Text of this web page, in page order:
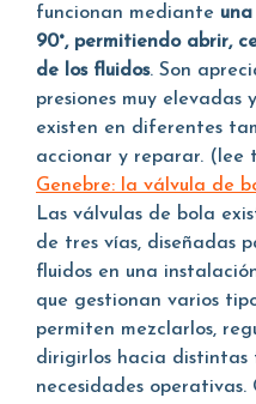
funcionan mediante
90°, permitiendo abrir,
de los fluidos. Son
presiones muy elevadas
existen en diferentes
accionar y reparar. (lee
Genebre: la válvula de
Las válvulas de bola
de tres vías, diseñadas
fluidos en una
que gestionan varios
permiten mezclarlos,
dirigirlos hacia distintas
necesidades operativas.